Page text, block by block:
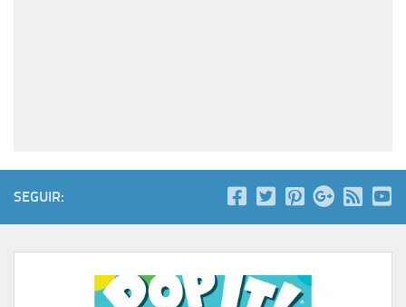
SEGUIR: